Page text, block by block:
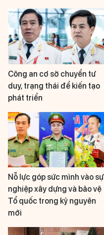
Công an cơ sở chuyển tư
duy, trạng thái để kiến tạo
phát triển
Nỗ lực góp sức mình vào sự
nghiệp xây dựng và bảo vệ
Tổ quốc trong kỷ nguyên
mới